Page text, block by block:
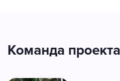
Команда проекта